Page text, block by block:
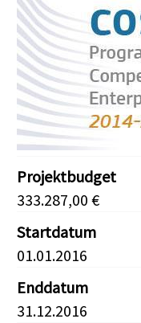
Projektbudget
333.287,00 €
Startdatum
01.01.2016
Enddatum
31.12.2016